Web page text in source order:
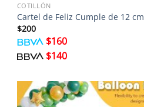
COTILLÓN
Cartel de Feliz Cumple de 12 cm
$200
$160
$140